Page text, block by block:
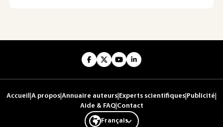
Accueil A propos Annuaire auteurs Experts scientifiques Publicité
Aide & FAQ| Contact
Français